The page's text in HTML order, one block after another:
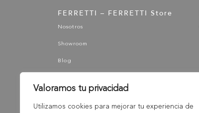
Valoramos tu privacidad
Utilizamos cookies para mejorar tu experiencia de
FERRETTI – FERRETTI Store
Nosotros
Showroom
Blog